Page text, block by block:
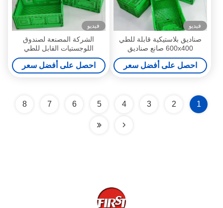
فيديو
صناديق بلاستيكية قابلة للطي
600x400 صانع صناديق
بلاستيكية قابلة للطي للخدمات
اللوجستية القابلة للإرجاع
احصل على أفضل سعر
فيديو
الشركة المصنعة لصندوق
اللوجستيات القابل للطي
600×400 القابل للتكديس
والقابل لإعادة الاستخدام
احصل على أفضل سعر
1
2
3
4
5
6
7
8